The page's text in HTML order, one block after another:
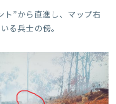
ト”から直進し、マップ右
る兵士の傍。